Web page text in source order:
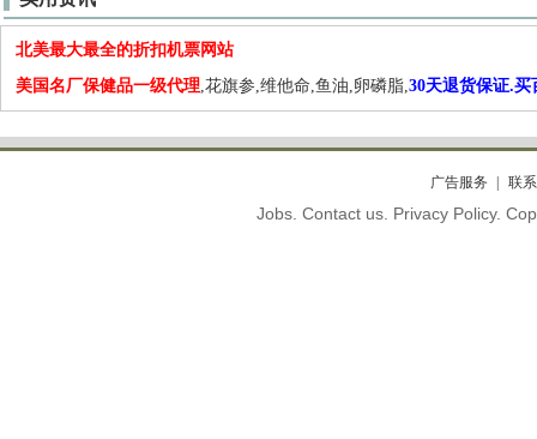
北美最大最全的折扣机票网站
美国名厂保健品一级代理,花旗参,维他命,鱼油,卵磷脂,30天退货保证.买
广告服务 联
Jobs. Contact us. Privacy Policy.